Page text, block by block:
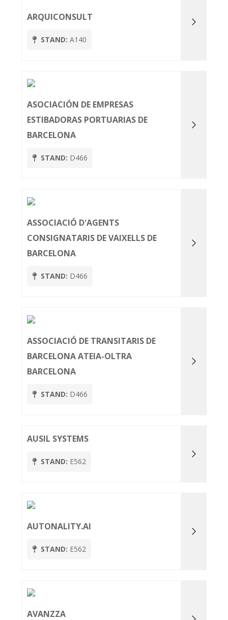
ARQUICONSULT
STAND: A140
ASOCIACIÓN DE EMPRESAS
ESTIBADORAS PORTUARIAS DE
BARCELONA
STAND: D466
ASSOCIACIÓ D'AGENTS
CONSIGNATARIS DE VAIXELLS DE
BARCELONA
STAND: D466
ASSOCIACIÓ DE TRANSITARIS DE
BARCELONA ATEIA-OLTRA
BARCELONA
STAND: D466
AUSIL SYSTEMS
STAND: E562
AUTONALITY.AI
STAND: E562
AVANZZA